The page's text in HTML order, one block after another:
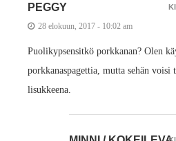
PEGGY
28 elokuun, 2017 - 10:02 am
Puolikypsensitkö porkkanan? Olen
porkkanaspagettia, mutta sehän voisi
lisukkeena.